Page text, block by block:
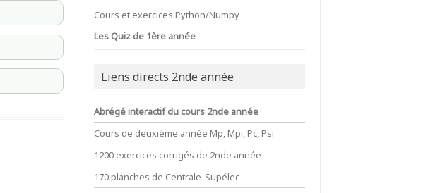
Cours et exercices Python/Numpy
Les Quiz de 1ère année
Liens directs 2nde année
Abrégé interactif du cours 2nde année
Cours de deuxième année Mp, Mpi, Pc, Psi
1200 exercices corrigés de 2nde année
170 planches de Centrale-Supélec